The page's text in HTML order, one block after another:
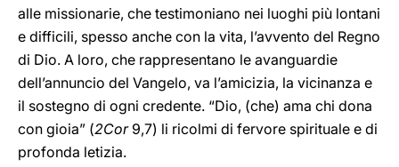
alle missionarie, che testimoniano nei luoghi più lontani
e difficili, spesso anche con la vita, l’avvento del Regno
di Dio. A loro, che rappresentano le avanguardie
dell’annuncio del Vangelo, va l’amicizia, la vicinanza e
il sostegno di ogni credente. “Dio, (che) ama chi dona
con gioia” (2Cor9,7) li ricolmi di fervore spirituale e di
profonda letizia.